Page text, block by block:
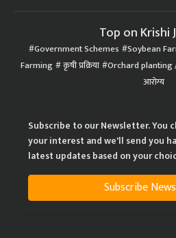
Top on Krishi
Government Schemes Soybean
Farming कृषी प्रक्रिया Orchard planting
आरोग्य
Subscribe to our Newsletter. You
your interest and we'll send you
latest updates based on your
Subscribe